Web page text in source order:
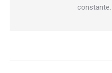
constante.